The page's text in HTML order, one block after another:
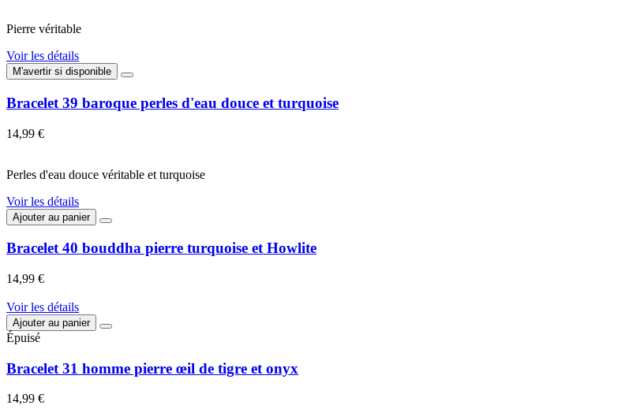
Pierre véritable
Voir les détails
M'avertir si disponible
Bracelet 39 baroque perles d'eau douce et turquoise
14,99 €
Perles d'eau douce véritable et turquoise
Voir les détails
Ajouter au panier
Bracelet 40 bouddha pierre turquoise et Howlite
14,99 €
Voir les détails
Ajouter au panier
Épuisé
Bracelet 31 homme pierre œil de tigre et onyx
14,99 €